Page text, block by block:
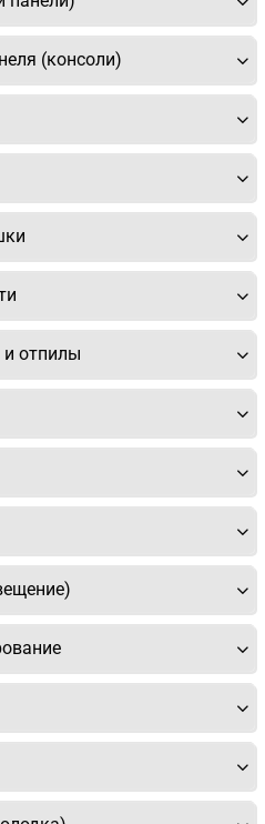
(консоли)
и отпилы
вопросы? Вы не
Вам деталь?